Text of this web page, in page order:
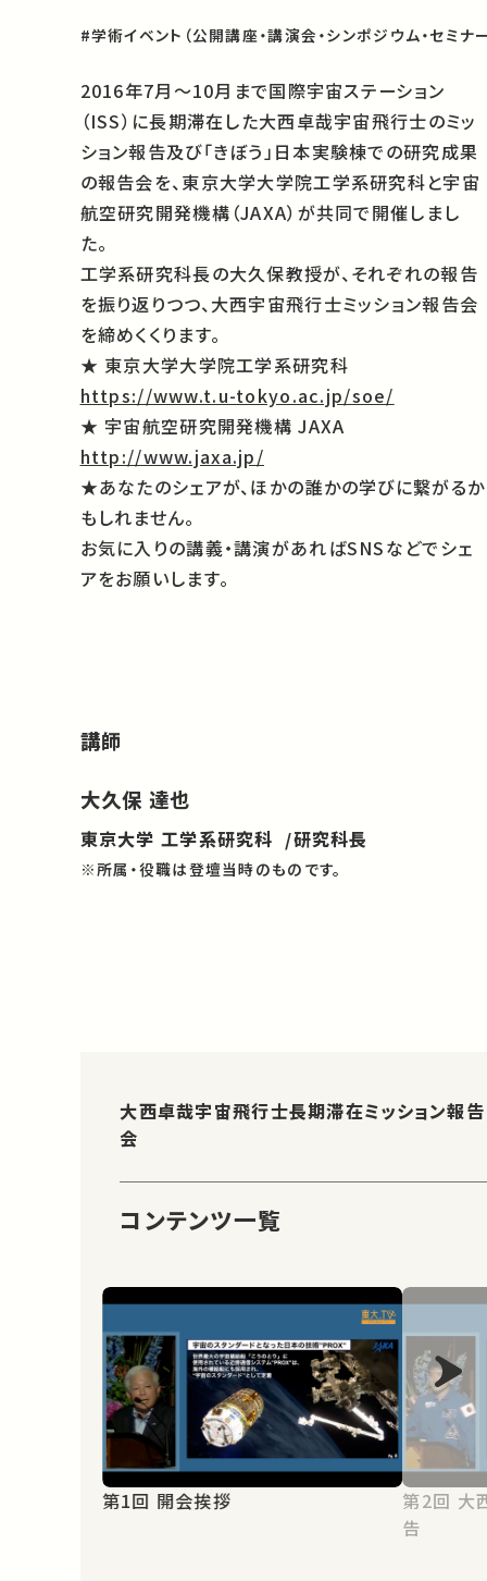
#学術イベント（公開講座・講演会・シンポジウム・セミナ
2016年7月～10月まで国際宇宙ステーション
（ISS）に長期滞在した大西卓哉宇宙飛行士のミッ
ション報告及び「きぼう」日本実験棟での研究成果
の報告会を、東京大学大学院工学系研究科と宇宙
航空研究開発機構（JAXA）が共同で開催しまし
た。
工学系研究科長の大久保教授が、それぞれの報告
を振り返りつつ、大西宇宙飛行士ミッション報告会
を締めくくります。
★ 東京大学大学院工学系研究科
https://www.t.u-tokyo.ac.jp/soe/
★ 宇宙航空研究開発機構 JAXA
http://www.jaxa.jp/
★あなたのシェアが、ほかの誰かの学びに繋がるか
もしれません。
お気に入りの講義・講演があればSNSなどでシェ
アをお願いします。
講師
大久保 達也
東京大学 工学系研究科 /研究科長
※所属・役職は登壇当時のものです。
大西卓哉宇宙飛行士長期滞在ミッション報告
会
コンテンツ一覧
第1回 開会挨拶
第2回 大西宇宙飛行士ミッション報
告